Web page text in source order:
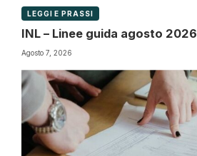
LEGGI E PRASSI
INL – Linee guida agosto 2026
Agosto 7, 2026